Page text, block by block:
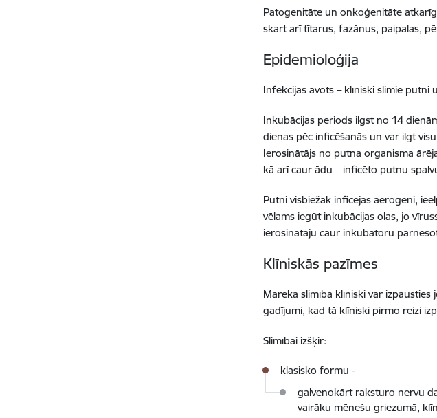
Patogenitāte un onkoģenitāte
skart arī tītarus, fazānus, paipalas,
Epidemioloģija
Infekcijas avots – klīniski slimie putni
Inkubācijas periods ilgst no 14
dienas pēc inficēšanās un var ilgt
Ierosinātājs no putna organisma
kā arī caur ādu – inficēto putnu
Putni visbiežāk inficējas aerogēni,
vēlams iegūt inkubācijas olas, jo
ierosinātāju caur inkubatoru
Klīniskās pazīmes
Mareka slimība klīniski var
gadījumi, kad tā klīniski pirmo reizi
Slimībai izšķir:
klasisko formu -
galvenokārt raksturo nervu
vairāku mēnešu griezumā,